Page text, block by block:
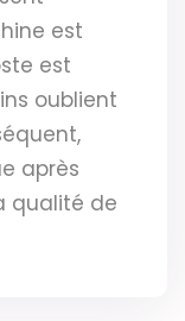
est
est
oublient
après
qualité de